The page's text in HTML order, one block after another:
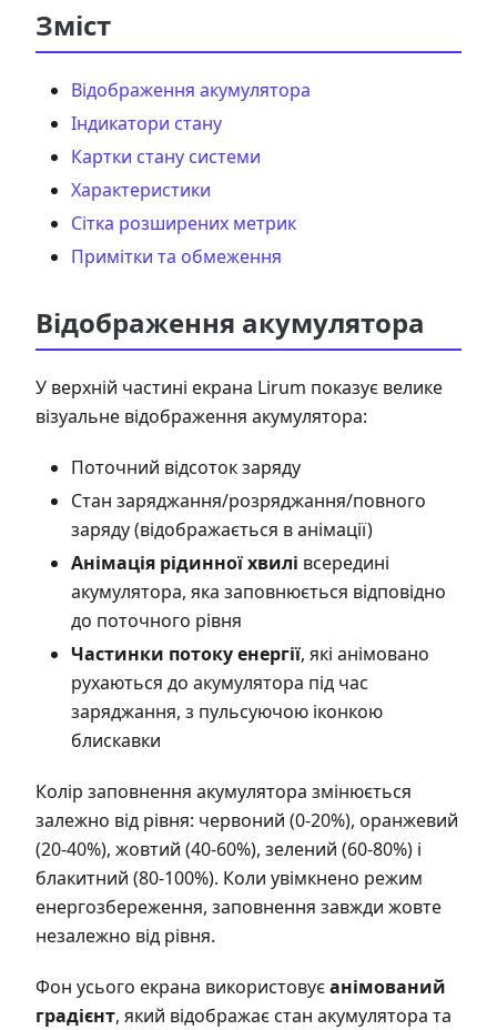
Зміст
Відображення акумулятора
Індикатори стану
Картки стану системи
Характеристики
Сітка розширених метрик
Примітки та обмеження
Відображення акумулятора
У верхній частині екрана Lirum показує велике
візуальне відображення акумулятора:
Поточний відсоток заряду
Стан заряджання/розряджання/повного
заряду (відображається в анімації)
Анімація рідинної хвилі всередині
акумулятора, яка заповнюється відповідно
до поточного рівня
Частинки потоку енергії, які анімовано
рухаються до акумулятора під час
заряджання, з пульсуючою іконкою
блискавки
Колір заповнення акумулятора змінюється
залежно від рівня: червоний (0-20%), оранжевий
(20-40%), жовтий (40-60%), зелений (60-80%) і
блакитний (80-100%). Коли увімкнено режим
енергозбереження, заповнення завжди жовте
незалежно від рівня.
Фон усього екрана використовуєанімований
градієнт, який відображає стан акумулятора та